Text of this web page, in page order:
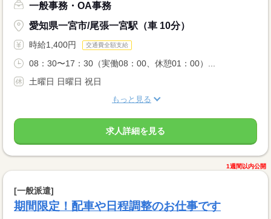
一般事務・OA事務
愛知県一宮市/尾張一宮駅（車 10分）
時給1,400円 交通費全額支給
08：30〜17：30（実働08：00、休憩01：00）...
土曜日 日曜日 祝日
もっと見る
求人詳細を見る
1週間以内公開
[一般派遣]
期間限定！配車や日程調整のお仕事です